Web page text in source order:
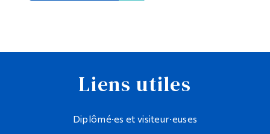
Liens utiles
Diplômé·es et visiteur·euses